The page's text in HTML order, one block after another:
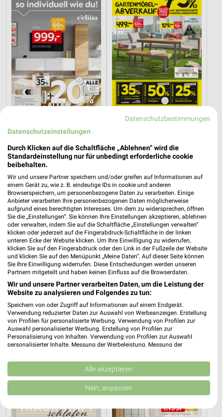
Gültig bis Fr. 14.08.
16,5 km
Gültig bis Fr. 28.08.
XXXLutz
16,5 km
Junges Wohnen
Noch morgen gültig
19,4 km
Speisen Highlight
Gültig bis Mi. 30.09.
Datenschutzbestimmungen
Datenschutzeinstellungen
Durch Klicken auf die Schaltfläche „Ablehnen“ wird die
Standardeinstellung nur für unbedingt erforderliche cookie
beibehalten.
Wir und unsere Partner speichern und/oder greifen auf Informationen auf
einem Gerät zu, wie z. B. eindeutige IDs in cookie und anderen
Browserspeichern, um personenbezogene Daten zu verarbeiten. Einige
Anbieter verarbeiten Ihre personenbezogenen Daten möglicherweise
aufgrund eines berechtigten Interesses. Um dem zu widersprechen, öffnen
Sie die „Einstellungen“. Sie können Ihre Einstellungen akzeptieren, ablehnen
oder verwalten, indem Sie auf die Schaltfläche „Einstellungen verwalten“
klicken oder jederzeit auf die Fingerabdruck-Schaltfläche in der linken
unteren Ecke der Website klicken. Um Ihre Einwilligung zu widerrufen,
klicken Sie auf den Fingerabdruck oder den Link in der Fußzeile der Website
und klicken Sie auf den Menüpunkt „Meine Daten“. Auf dieser Seite können
Sie Ihre Einwilligung widerrufen. Diese Entscheidungen werden unseren
Partnern mitgeteilt und haben keinen Einfluss auf die Browserdaten.
Wir und unsere Partner verarbeiten Daten, um die Leistung der
Website zu analysieren und Folgendes zu tun:
Speichern von oder Zugriff auf Informationen auf einem Endgerät.
Verwendung reduzierter Daten zur Auswahl von Werbeanzeigen. Erstellung
von Profilen für personalisierte Werbung. Verwendung von Profilen zur
Auswahl personalisierter Werbung. Erstellung von Profilen zur
Personalisierung von Inhalten. Verwendung von Profilen zur Auswahl
personalisierter Inhalte. Messung der Werbeleistung. Messung der
Kombinationen von Daten aus verschiedenen Quellen. Entwicklung und
Verbesserung der Angebote. Verwendung reduzierter Daten zur Auswahl
von Inhalten.
Daten können außerhalb der Europäischen Union weitergegeben und in die
USA gesendet werden.
Website/App.
Alle akzeptieren
Nein, anpassen